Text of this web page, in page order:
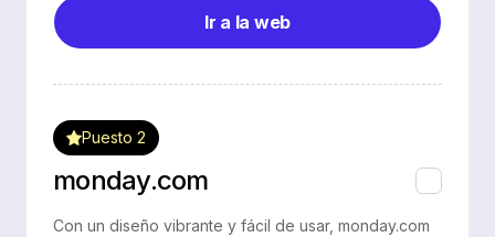
Ir a la web
monday.com
Puesto 2
Con un diseño vibrante y fácil de usar, monday.com